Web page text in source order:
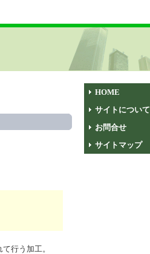
行う加工。
HOME
サイトについて
お問合せ
サイトマップ